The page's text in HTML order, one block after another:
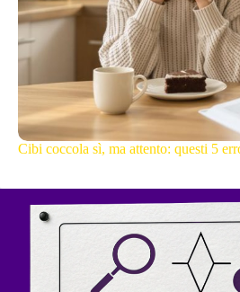
Cibi coccola sì, ma attento: questi 5